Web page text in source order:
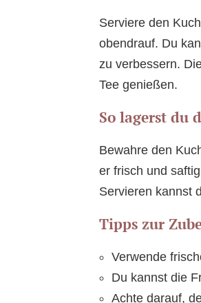
Serviere den
obendrauf. Du
zu verbessern.
Tee genießen.
So lagerst du
Bewahre den
er frisch und
Servieren kannst
Tipps zur
Verwende
Du kannst die
Achte darauf,